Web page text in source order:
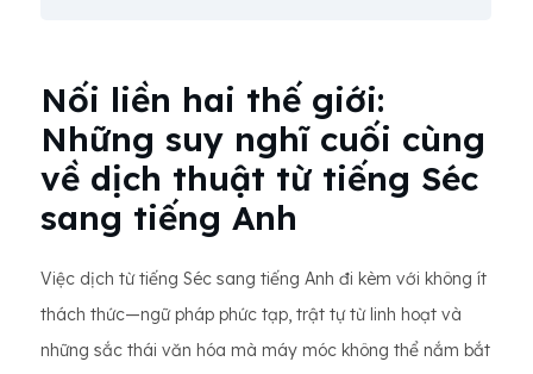
Nối liền hai thế giới:
Những suy nghĩ cuối cùng
về dịch thuật từ tiếng Séc
sang tiếng Anh
Việc dịch từ tiếng Séc sang tiếng Anh đi kèm với không ít
thách thức—ngữ pháp phức tạp, trật tự từ linh hoạt và
những sắc thái văn hóa mà máy móc không thể nắm bắt